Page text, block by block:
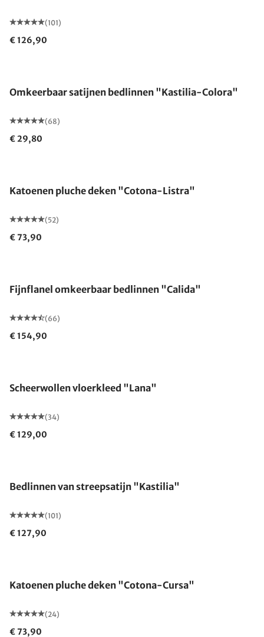
(101)
€ 126,90
Omkeerbaar satijnen bedlinnen "Kastilia-Colora"
(68)
€ 29,80
Katoenen pluche deken "Cotona-Listra"
(52)
€ 73,90
Fijnflanel omkeerbaar bedlinnen "Calida"
(66)
€ 154,90
Scheerwollen vloerkleed "Lana"
(34)
€ 129,00
Bedlinnen van streepsatijn "Kastilia"
(101)
€ 127,90
Katoenen pluche deken "Cotona-Cursa"
(24)
€ 73,90